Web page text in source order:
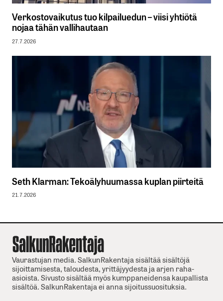
Verkostovaikutus tuo kilpailuedun – viisi yhtiötä
nojaa tähän vallihautaan
27.7.2026
Seth Klarman: Tekoälyhuumassa kuplan piirteitä
21.7.2026
Vaurastujan media. SalkunRakentaja sisältää sisältöjä
sijoittamisesta, taloudesta, yrittäjyydesta ja arjen raha-
asioista. Sivusto sisältää myös kumppaneidensa kaupallista
sisältöä. SalkunRakentaja ei anna sijoitussuosituksia.